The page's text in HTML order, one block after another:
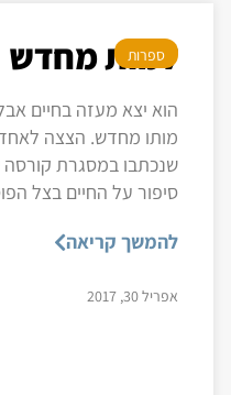
ספרות
למות מחדש
הוא יצא מעזה בחיים
מותו מחדש. הצצה לאחד
שנכתבו במסגרת קורסה
סיפור על החיים בצל
להמשך קריאה
אפריל 30, 2017